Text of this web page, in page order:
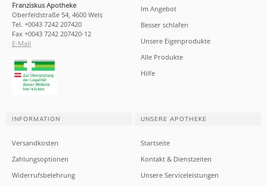
Franziskus Apotheke
Oberfeldstraße 54, 4600 Wels
Tel. +0043 7242 207420
Fax +0043 7242 207420-12
E-Mail
Im Angebot
Besser schlafen
Unsere Eigenprodukte
Alle Produkte
Hilfe
INFORMATION
Versandkosten
Zahlungsoptionen
Widerrufsbelehrung
UNSERE APOTHEKE
Startseite
Kontakt & Dienstzeiten
Unsere Serviceleistungen